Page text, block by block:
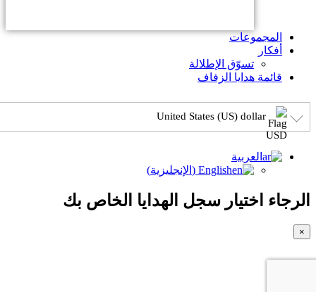
المجموعات
أفكار
تسوّق الإطلالة
قائمة هدايا الزفاف
United States (US) dollar
العربية
English
( الإنجليزية)
الرجاء اختيار سجل الهدايا الخاص بك
×